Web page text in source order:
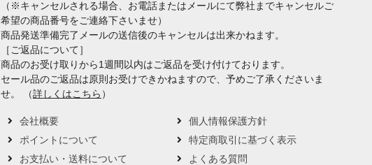
（※キャンセルされる場合、お電話またはメールにて弊社までキャンセルご
希望の商品番号をご連絡下さいませ）
商品発送準備完了メールの送信後のキャンセルは出来かねます。
［ご返品について］
商品のお受け取りから1週間以内はご返品を受け付けております。
セール品のご返品は原則お受けできかねますので、予めご了承くださいま
せ。 （詳しくはこちら ）
会社概要
ポイントについて
お支払い・送料について
個人情報保護方針
特定商取引に基づく表示
よくある質問